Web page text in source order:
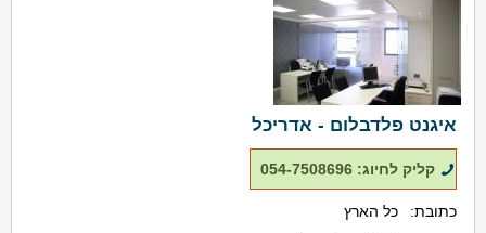
איגנט פלדבלום - אדריכל
קליק לחיוג: 054-7508696
כתובת:
כל הארץ